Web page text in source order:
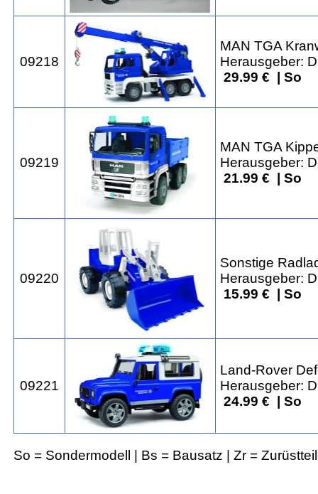
09218
MAN TGA
Herausgeber:
29.99 € | So
09219
MAN TGA
Herausgeber:
21.99 € | So
09220
Sonstige
Herausgeber:
15.99 € | So
09221
Land-Rover
Herausgeber:
24.99 € | So
So = Sondermodell | Bs = Bausatz | Zr =